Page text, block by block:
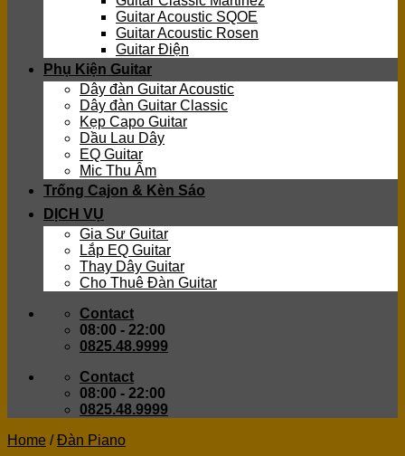
Guitar Acoustic SQOE
Guitar Acoustic Rosen
Guitar Điện
Phụ Kiện Guitar
Dây đàn Guitar Acoustic
Dây đàn Guitar Classic
Kẹp Capo Guitar
Dầu Lau Dây
EQ Guitar
Mic Thu Âm
Trống Cajon & Kèn Sáo
DỊCH VỤ
Gia Sư Guitar
Lắp EQ Guitar
Thay Dây Guitar
Cho Thuê Đàn Guitar
Contact
08:00 - 22:00
0825.48.9999
Contact
08:00 - 22:00
0825.48.9999
Home / Đàn Piano